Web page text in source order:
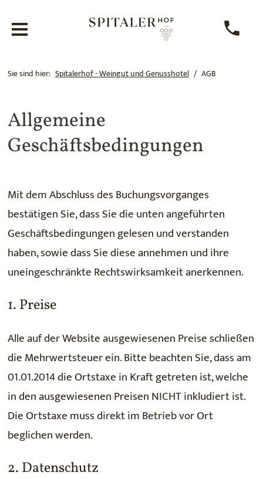
Sie sind hier: Spitalerhof - Weingut und Genusshotel AGB
Allgemeine
Geschäftsbedingungen
Mit dem Abschluss des Buchungsvorganges
bestätigen Sie, dass Sie die unten angeführten
Geschäftsbedingungen gelesen und verstanden
haben, sowie dass Sie diese annehmen und ihre
uneingeschränkte Rechtswirksamkeit anerkennen.
1. Preise
Alle auf der Website ausgewiesenen Preise schließen
die Mehrwertsteuer ein. Bitte beachten Sie, dass am
01.01.2014 die Ortstaxe in Kraft getreten ist, welche
in den ausgewiesenen Preisen NICHT inkludiert ist.
Die Ortstaxe muss direkt im Betrieb vor Ort
beglichen werden.
2. Datenschutz